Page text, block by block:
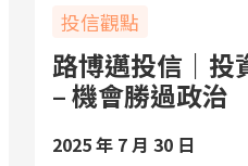
投信觀點
路博邁投信｜投
– 機會勝過政治
2025 年 7 月 30 日